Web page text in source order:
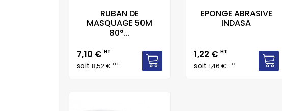
RUBAN DE
MASQUAGE 50M
80°...
Prix
7,10 € HT
soit 8,52 €TTC
EPONGE ABRASIVE
INDASA
Prix
1,22 € HT
soit 1,46 €TTC